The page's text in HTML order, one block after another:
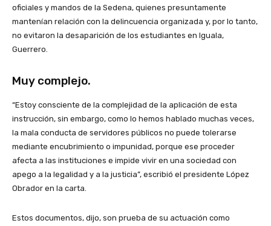
oficiales y mandos de la Sedena, quienes presuntamente
mantenían relación con la delincuencia organizada y, por lo tanto,
no evitaron la desaparición de los estudiantes en Iguala,
Guerrero.
Muy complejo.
“Estoy consciente de la complejidad de la aplicación de esta
instrucción, sin embargo, como lo hemos hablado muchas veces,
la mala conducta de servidores públicos no puede tolerarse
mediante encubrimiento o impunidad, porque ese proceder
afecta a las instituciones e impide vivir en una sociedad con
apego a la legalidad y a la justicia”, escribió el presidente López
Obrador en la carta.
Estos documentos, dijo, son prueba de su actuación como